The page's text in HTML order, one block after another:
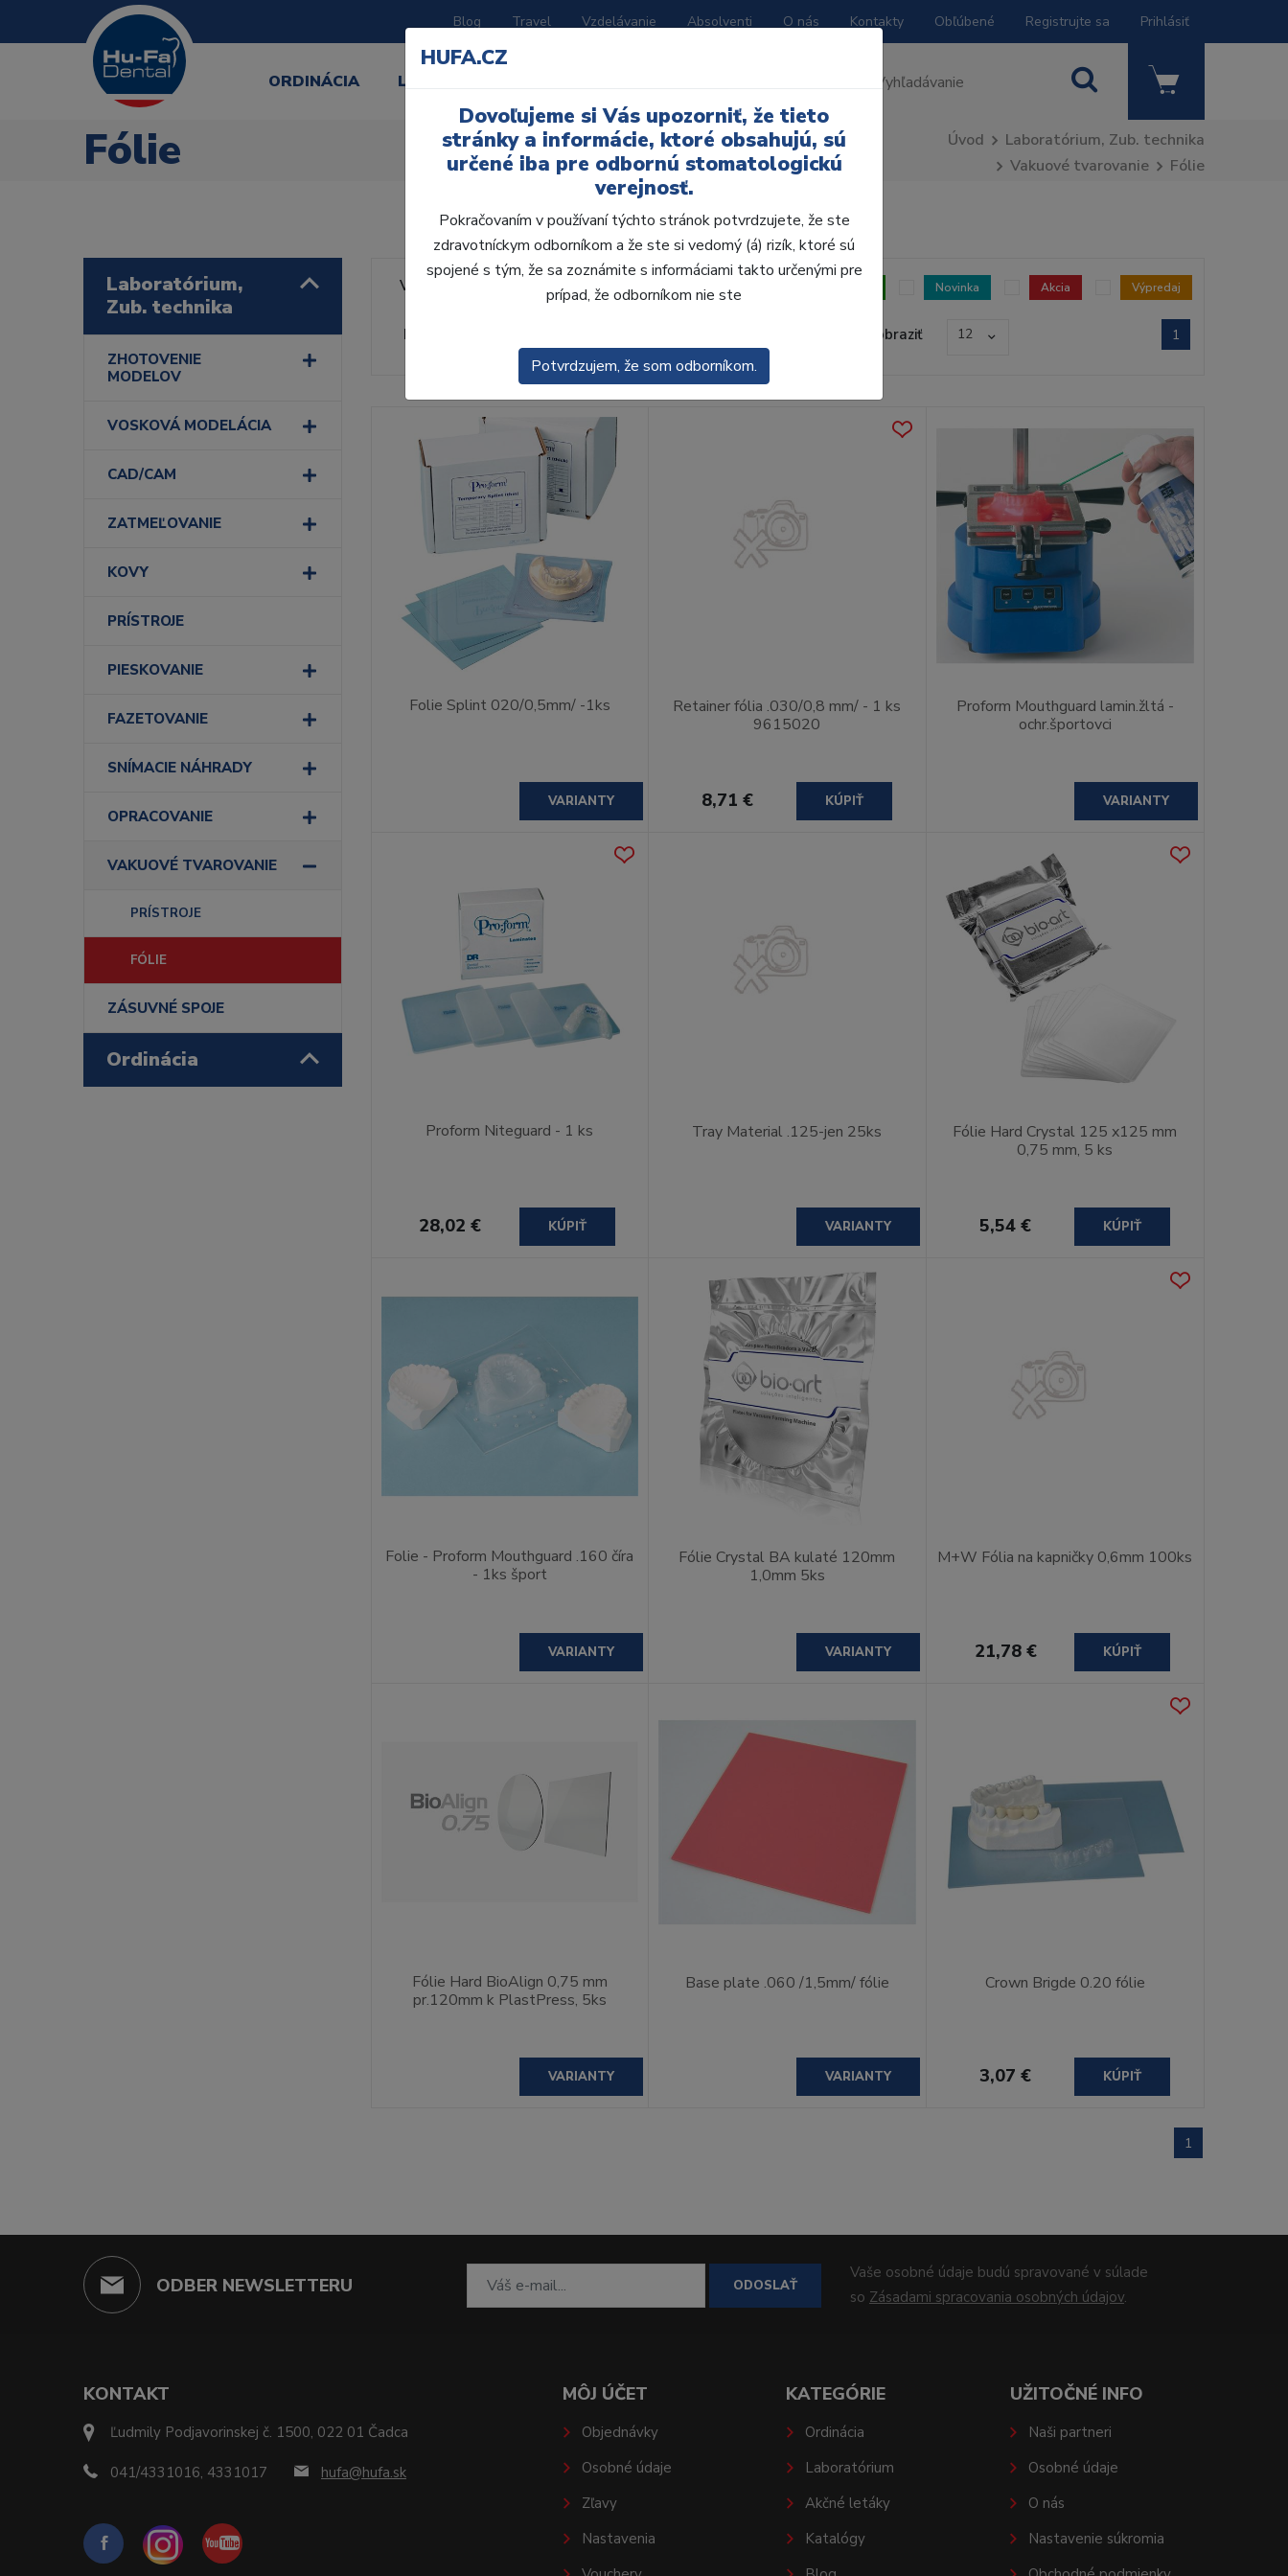
Blog Travel Vzdelávanie Absolventi O nás Kontakty Obľúbené Registrujte sa Prihlásiť
ORDINÁCIA LABORATÓRIUM
Fólie Úvod
Laboratórium, Zub. technika
Vakuové tvarovanie
Fólie
Laboratórium,
Zub. technika
ZHOTOVENIE
MODELOV
VOSKOVÁ MODELÁCIA
CAD/CAM
ZATMEĽOVANIE
KOVY
PRÍSTROJE
PIESKOVANIE
FAZETOVANIE
SNÍMACIE NÁHRADY
OPRACOVANIE
VAKUOVÉ TVAROVANIE
PRÍSTROJE
FÓLIE
ZÁSUVNÉ SPOJE
Ordinácia
Výrobca: Novinka Akcia Výpredaj
Radenie Zobraziť 12 1
Folie Splint 020/0,5mm/ -1ks
VARIANTY
Retainer fólia .030/0,8 mm/ - 1 ks
9615020
8,71 € KÚPIŤ
Proform Mouthguard lamin.žltá -
ochr.športovci
VARIANTY
Proform Niteguard - 1 ks
28,02 € KÚPIŤ
Tray Material .125-jen 25ks
VARIANTY
Fólie Hard Crystal 125 x125 mm
0,75 mm, 5 ks
5,54 € KÚPIŤ
Folie - Proform Mouthguard .160 číra
- 1ks šport
VARIANTY
Fólie Crystal BA kulaté 120mm
1,0mm 5ks
VARIANTY
M+W Fólia na kapničky 0,6mm 100ks
21,78 € KÚPIŤ
Fólie Hard BioAlign 0,75 mm
pr.120mm k PlastPress, 5ks
VARIANTY
Base plate .060 /1,5mm/ fólie
VARIANTY
Crown Brigde 0.20 fólie
3,07 € KÚPIŤ
1
ODBER NEWSLETTERU ODOSLAŤ
Vaše osobné údaje budú spravované v súlade
so Zásadami spracovania osobných údajov.
KONTAKT
Ľudmily Podjavorinskej č. 1500, 022 01 Čadca
041/4331016, 4331017 hufa@hufa.sk
MÔJ ÚČET
Objednávky
Osobné údaje
Zľavy
Nastavenia
KATEGÓRIE
Ordinácia
Laboratórium
Akčné letáky
Katalógy
UŽITOČNÉ INFO
Naši partneri
Osobné údaje
O nás
Nastavenie súkromia
HUFA.CZ
Dovoľujeme si Vás upozorniť, že tieto
stránky a informácie, ktoré obsahujú, sú
určené iba pre odbornú stomatologickú
verejnosť.
Pokračovaním v používaní týchto stránok potvrdzujete, že ste
zdravotníckym odborníkom a že ste si vedomý (á) rizík, ktoré sú
spojené s tým, že sa zoznámite s informáciami takto určenými pre
prípad, že odborníkom nie ste
Potvrdzujem, že som odborníkom.